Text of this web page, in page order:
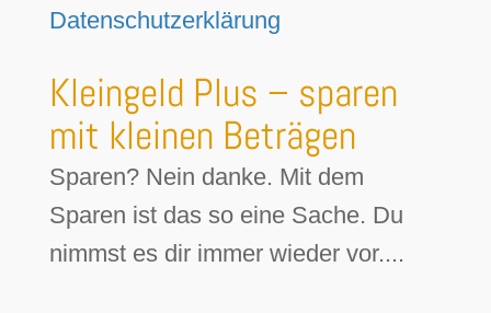
Datenschutzerklärung
Kleingeld Plus – sparen
mit kleinen Beträgen
Sparen? Nein danke. Mit dem
Sparen ist das so eine Sache. Du
nimmst es dir immer wieder vor....